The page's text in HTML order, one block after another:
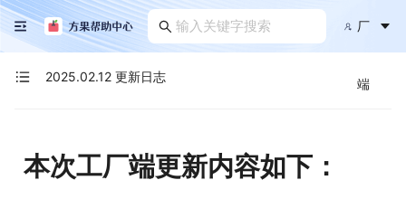
厂
端
2025.02.12 更新日志
本次工厂端更新内容如下：